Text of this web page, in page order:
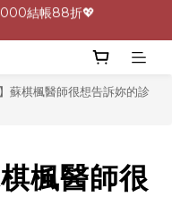
結帳88折💖
】蘇棋楓醫師很想告訴妳的診
楓醫師很